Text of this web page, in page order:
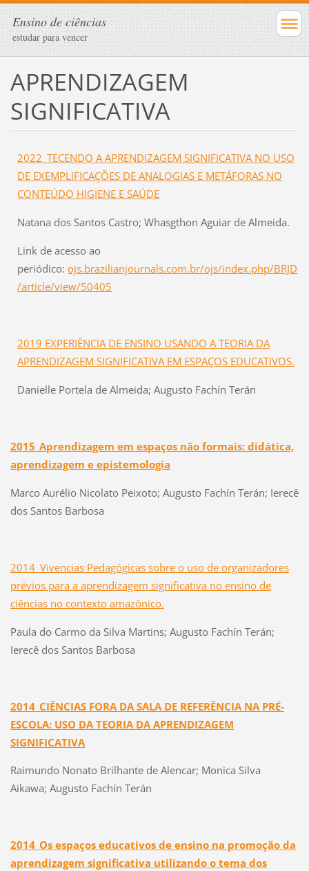
Ensino de ciências
estudar para vencer
APRENDIZAGEM
SIGNIFICATIVA
2022_TECENDO A APRENDIZAGEM SIGNIFICATIVA NO USO
DE EXEMPLIFICAÇÕES DE ANALOGIAS E METÁFORAS NO
CONTEÚDO HIGIENE E SAÚDE
Natana dos Santos Castro; Whasgthon Aguiar de Almeida.
Link de acesso ao
periódico:ojs.brazilianjournals.com.br/ojs/index.php/BRJD
/article/view/50405
2019 EXPERIÊNCIA DE ENSINO USANDO A TEORIA DA
APRENDIZAGEM SIGNIFICATIVA EM ESPAÇOS EDUCATIVOS.
Danielle Portela de Almeida; Augusto Fachín Terán
2015_Aprendizagem em espaços não formais: didática,
aprendizagem e epistemologia
Marco Aurélio Nicolato Peixoto; Augusto Fachín Terán; Ierecê
dos Santos Barbosa
2014_Vivencias Pedagógicas sobre o uso de organizadores
prévios para a aprendizagem significativa no ensino de
ciências no contexto amazônico.
Paula do Carmo da Silva Martins; Augusto Fachín Terán;
Ierecê dos Santos Barbosa
2014_CIÊNCIAS FORA DA SALA DE REFERÊNCIA NA PRÉ-
ESCOLA: USO DA TEORIA DA APRENDIZAGEM
SIGNIFICATIVA
Raimundo Nonato Brilhante de Alencar; Monica Silva
Aikawa; Augusto Fachín Terán
2014_Os espaços educativos de ensino na promoção da
aprendizagem significativa utilizando o tema dos